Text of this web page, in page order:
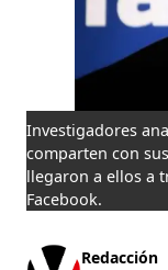
Investigadores
comparten con
llegaron a ellos a
Facebook.
Redacción